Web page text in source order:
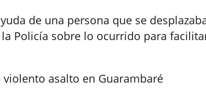
de una persona que se
Policía sobre lo ocurrido para
asalto en Guarambaré